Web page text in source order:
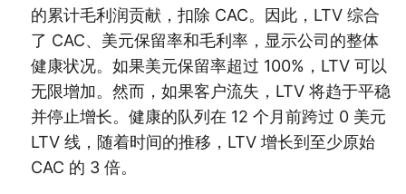
的累计毛利润贡献，扣除 CAC。因此，LTV 综合
了 CAC、美元保留率和毛利率，显示公司的整体
健康状况。如果美元保留率超过 100%，LTV 可以
无限增加。然而，如果客户流失，LTV 将趋于平稳
并停止增长。健康的队列在 12 个月前跨过 0 美元
LTV 线，随着时间的推移，LTV 增长到至少原始
CAC 的 3 倍。